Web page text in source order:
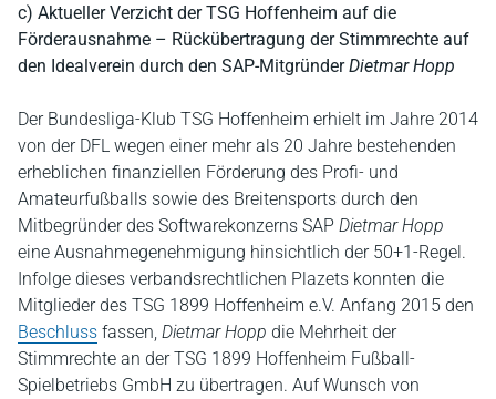
c) Aktueller Verzicht der TSG Hoffenheim auf die
Förderausnahme – Rückübertragung der Stimmrechte auf
den Idealverein durch den SAP-MitgründerDietmar Hopp
Der Bundesliga-Klub TSG Hoffenheim erhielt im Jahre 2014
von der DFL wegen einer mehr als 20 Jahre bestehenden
erheblichen finanziellen Förderung des Profi- und
Amateurfußballs sowie des Breitensports durch den
Mitbegründer des Softwarekonzerns SAP Dietmar Hopp
eine Ausnahmegenehmigung hinsichtlich der 50+1-Regel.
Infolge dieses verbandsrechtlichen Plazets konnten die
Mitglieder des TSG 1899 Hoffenheim e.V. Anfang 2015 den
Beschluss fassen, Dietmar Hopp die Mehrheit der
Stimmrechte an der TSG 1899 Hoffenheim Fußball-
Spielbetriebs GmbH zu übertragen. Auf Wunsch von